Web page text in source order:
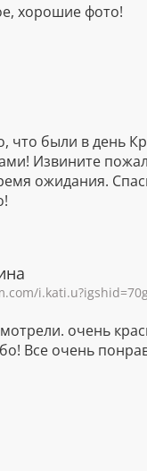
хорошие фото!
что были в день
Извините
ожидания.
очень
Все очень